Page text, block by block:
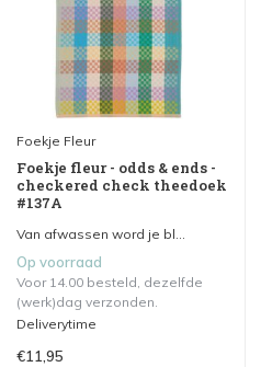
Foekje Fleur
Foekje fleur - odds & ends -
checkered check theedoek
#137A
Van afwassen word je bl...
Op voorraad
Voor 14.00 besteld, dezelfde
(werk)dag verzonden.
Deliverytime
€11,95